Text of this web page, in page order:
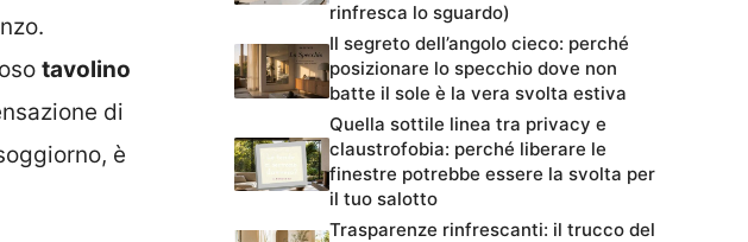
tavolino
di
è
rinfresca lo sguardo)
Il segreto dell’angolo cieco: perché
posizionare lo specchio dove non
batte il sole è la vera svolta estiva
Quella sottile linea tra privacy e
claustrofobia: perché liberare le
finestre potrebbe essere la svolta per
il tuo salotto
Trasparenze rinfrescanti: il trucco del